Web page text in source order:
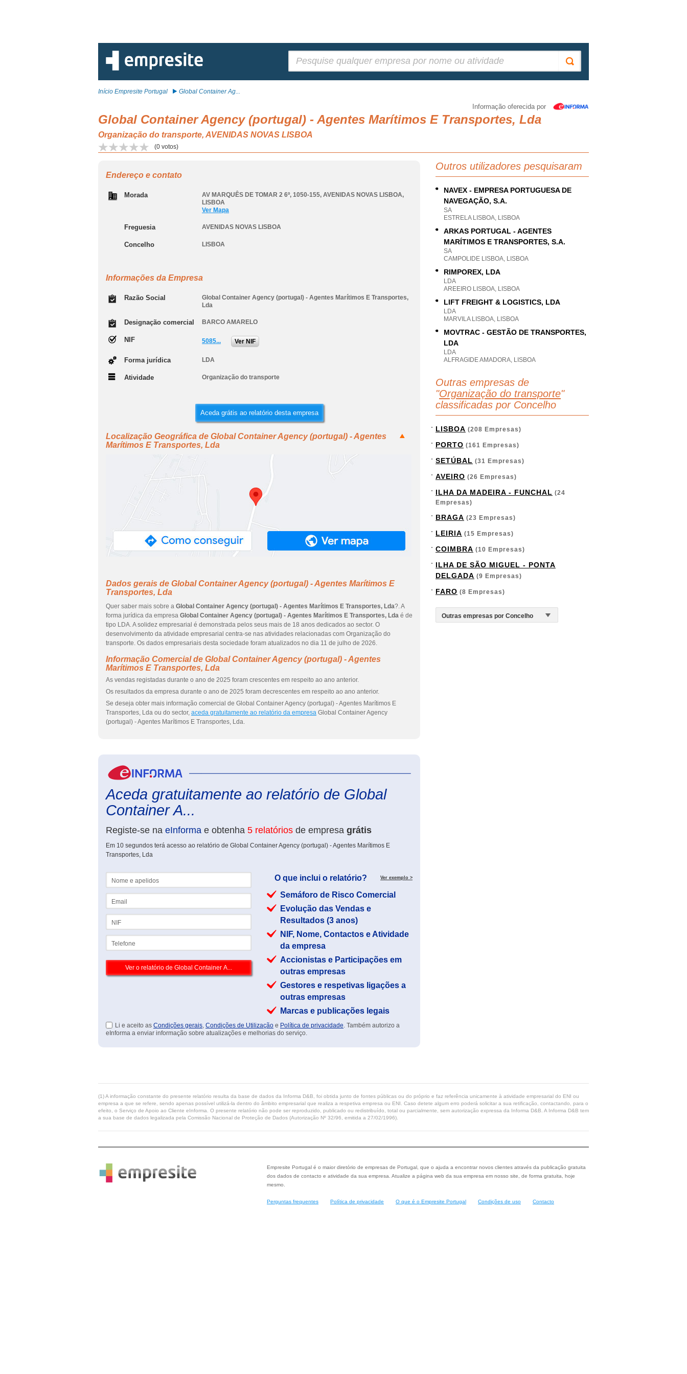
Início Empresite Portugal Global Container Ag...
Informação oferecida por
Global Container Agency (portugal) - Agentes Marítimos E Transportes, Lda
Organização do transporte, AVENIDAS NOVAS LISBOA
(0 votos)
Endereço e contato
Morada AV MARQUÊS DE TOMAR 2 6º, 1050-155, AVENIDAS NOVAS LISBOA,
LISBOA
Ver Mapa
Freguesia AVENIDAS NOVAS LISBOA
Concelho LISBOA
Informações da Empresa
Razão Social
Global Container Agency (portugal) - Agentes Marítimos E Transportes,
Lda
Designação comercial BARCO AMARELO
NIF 5085... Ver NIF
Forma jurídica LDA
Atividade Organização do transporte
Aceda grátis ao relatório desta empresa
Localização Geográfica de Global Container Agency (portugal) - Agentes
Marítimos E Transportes, Lda
Dados gerais de Global Container Agency (portugal) - Agentes Marítimos E
Transportes, Lda
Quer saber mais sobre a Global Container Agency (portugal) - Agentes Marítimos E Transportes, Lda?. A
forma jurídica da empresa Global Container Agency (portugal) - Agentes Marítimos E Transportes, Lda é de
tipo LDA. A solidez empresarial é demonstrada pelos seus mais de 18 anos dedicados ao sector. O
desenvolvimento da atividade empresarial centra-se nas atividades relacionadas com Organização do
transporte. Os dados empresariais desta sociedade foram atualizados no dia 11 de julho de 2026.
Informação Comercial de Global Container Agency (portugal) - Agentes
Marítimos E Transportes, Lda
As vendas registadas durante o ano de 2025 foram crescentes em respeito ao ano anterior.
Os resultados da empresa durante o ano de 2025 foram decrescentes em respeito ao ano anterior.
Se deseja obter mais informação comercial de Global Container Agency (portugal) - Agentes Marítimos E
Transportes, Lda ou do sector, aceda gratuitamente ao relatório da empresa Global Container Agency
(portugal) - Agentes Marítimos E Transportes, Lda.
Aceda gratuitamente ao relatório de Global
Container A...
Registe-se na eInforma e obtenha 5 relatórios de empresa grátis
Em 10 segundos terá acesso ao relatório de Global Container Agency (portugal) - Agentes Marítimos E
Transportes, Lda
O que inclui o relatório? Ver exemplo >
Semáforo de Risco Comercial
Evolução das Vendas e
Resultados (3 anos)
NIF, Nome, Contactos e Atividade
da empresa
Accionistas e Participações em
outras empresas
Gestores e respetivas ligações a
outras empresas
Marcas e publicações legais
Li e aceito as Condições gerais, Condições de Utilização e Política de privacidade. Também autorizo a
eInforma a enviar informação sobre atualizações e melhorias do serviço.
Outros utilizadores pesquisaram
NAVEX - EMPRESA PORTUGUESA DE
NAVEGAÇÃO, S.A.
SA
ESTRELA LISBOA, LISBOA
ARKAS PORTUGAL - AGENTES
MARÍTIMOS E TRANSPORTES, S.A.
SA
CAMPOLIDE LISBOA, LISBOA
RIMPOREX, LDA
LDA
AREEIRO LISBOA, LISBOA
LIFT FREIGHT & LOGISTICS, LDA
LDA
MARVILA LISBOA, LISBOA
MOVTRAC - GESTÃO DE TRANSPORTES,
LDA
LDA
ALFRAGIDE AMADORA, LISBOA
Outras empresas de
"Organização do transporte"
classificadas por Concelho
LISBOA (208 Empresas)
PORTO (161 Empresas)
SETÚBAL (31 Empresas)
AVEIRO (26 Empresas)
ILHA DA MADEIRA - FUNCHAL (24
Empresas)
BRAGA (23 Empresas)
LEIRIA (15 Empresas)
COIMBRA (10 Empresas)
ILHA DE SÃO MIGUEL - PONTA
DELGADA (9 Empresas)
FARO (8 Empresas)
(1) A informação constante do presente relatório resulta da base de dados da Informa D&B, foi obtida junto de fontes públicas ou do próprio e faz referência unicamente à atividade empresarial do ENI ou
empresa a que se refere, sendo apenas possível utilizá-la dentro do âmbito empresarial que realiza a respetiva empresa ou ENI. Caso detete algum erro poderá solicitar a sua retificação, contactando, para o
efeito, o Serviço de Apoio ao Cliente eInforma. O presente relatório não pode ser reproduzido, publicado ou redistribuído, total ou parcialmente, sem autorização expressa da Informa D&B. A Informa D&B tem
a sua base de dados legalizada pela Comissão Nacional de Proteção de Dados (Autorização Nº 32/96, emitida a 27/02/1996).
Empresite Portugal é o maior diretório de empresas de Portugal, que o ajuda a encontrar novos clientes através da publicação gratuita
dos dados de contacto e atividade da sua empresa. Atualize a página web da sua empresa em nosso site, de forma gratuita, hoje
mesmo.
Perguntas frequentes Política de privacidade O que é o Empresite Portugal Condições de uso Contacto